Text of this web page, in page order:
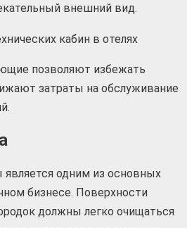
внешний вид.
позволяют избежать
затраты на обслуживание
одним из основных
бизнесе. Поверхности
должны легко очищаться